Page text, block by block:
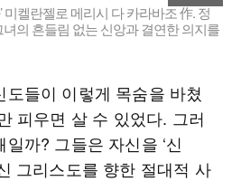
미켈란젤로 메리시 다 카라바조 作. 정
의 흔들림 없는 신앙과 결연한 의지를
들이 이렇게 목숨을 바쳤
피우면 살 수 있었다. 그러
까? 그들은 자신을 ‘신
그리스도를 향한 절대적 사